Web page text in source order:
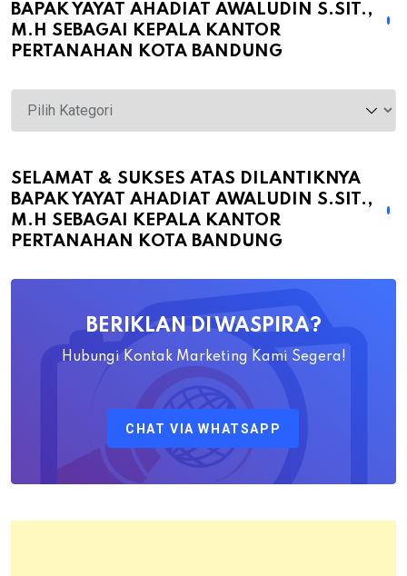
BAPAK YAYAT AHADIAT AWALUDIN S.SIT.,
M.H SEBAGAI KEPALA KANTOR
PERTANAHAN KOTA BANDUNG
Selamat
&
atas
Dilantiknya
Bapak
Ahadiat
Pertanahan
Kota
SELAMAT & SUKSES ATAS DILANTIKNYA
BAPAK YAYAT AHADIAT AWALUDIN S.SIT.,
M.H SEBAGAI KEPALA KANTOR
PERTANAHAN KOTA BANDUNG
BERIKLAN DI WASPIRA?
Hubungi Kontak Marketing Kami Segera!
CHAT VIA WHATSAPP